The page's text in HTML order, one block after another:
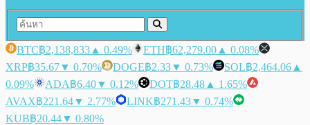
BTC฿2,138,833 ▲ 0.49% ETH฿62,279.00 ▲ 0.08%
XRP฿35.67▼ 0.70% DOGE฿2.33▼ 0.73% SOL฿2,464.06 ▲
0.09%
ADA฿6.40▼ 0.12% DOT฿28.48 ▲ 1.65%
AVAX฿221.64▼ 2.77% LINK฿271.43▼ 0.74%
KUB฿20.44▼ 0.80%